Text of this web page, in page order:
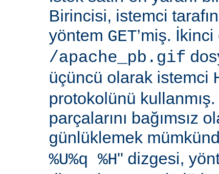
Birincisi, istemci
yöntem GET’miş.
/apache_pb.gif
üçüncü olarak istemci
protokolünü kullanmış.
parçalarını bağımsız
günlüklemek
%U%q %H" dizgesi,